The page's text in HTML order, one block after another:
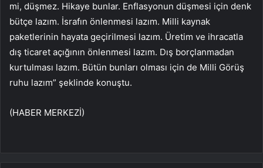
mi, düşmez. Hikaye bunlar. Enflasyonun düşmesi için denk
bütçe lazım. İsrafın önlenmesi lazım. Milli kaynak
paketlerinin hayata geçirilmesi lazım. Üretim ve ihracatla
dış ticaret açığının önlenmesi lazım. Dış borçlanmadan
kurtulması lazım. Bütün bunları olması için de Milli Görüş
ruhu lazım” şeklinde konuştu.
(HABER MERKEZİ)